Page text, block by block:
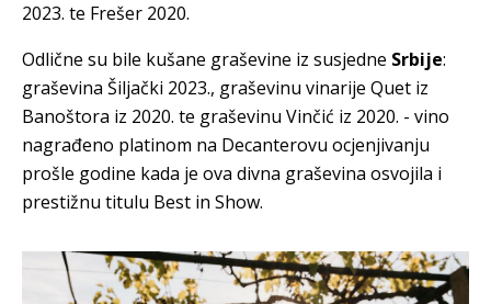
2023. te Frešer 2020.
Odlične su bile kušane graševine iz susjedne Srbije:
graševina Šiljački 2023., graševinu vinarije Quet iz
Banoštora iz 2020. te graševinu Vinčić iz 2020. - vino
nagrađeno platinom na Decanterovu ocjenjivanju
prošle godine kada je ova divna graševina osvojila i
prestižnu titulu Best in Show.